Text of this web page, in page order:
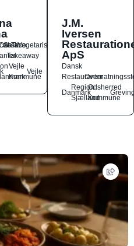
Salat
TacoVegetarisk
Takeaway
Vejle
Kommune
Vejle
J.M.
Iversen
ApS
Dansk
Restauranter
Danmark
Region
Sjælland
Odsherred
Kommune